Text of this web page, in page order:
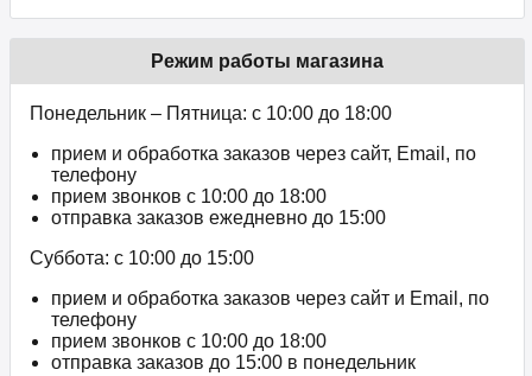
Режим работы магазина
Понедельник – Пятница: с 10:00 до 18:00
прием и обработка заказов через сайт, Email, по
телефону
прием звонков c 10:00 до 18:00
отправка заказов ежедневно до 15:00
Суббота: с 10:00 до 15:00
прием и обработка заказов через сайт и Email, по
телефону
прием звонков c 10:00 до 18:00
отправка заказов до 15:00 в понедельник